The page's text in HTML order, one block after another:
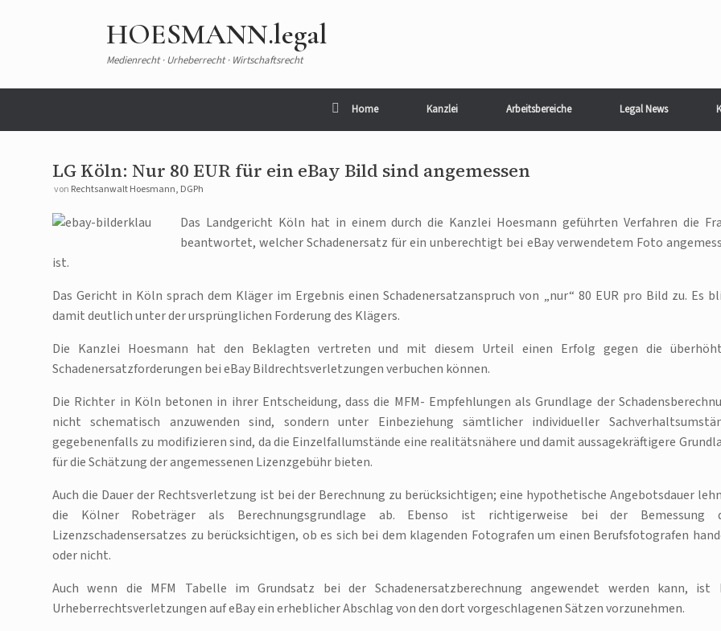
HOESMANN.legal
Medienrecht · Urheberrecht · Wirtschaftsrecht
Home Kanzlei Arbeitsbereiche Legal News
LG Köln: Nur 80 EUR für ein eBay Bild sind angemessen
von Rechtsanwalt Hoesmann, DGPh
Das Landgericht Köln hat in einem durch die Kanzlei Hoesmann geführten Verfahren die
beantwortet, welcher Schadenersatz für ein unberechtigt bei eBay verwendetem Foto
ist.
Das Gericht in Köln sprach dem Kläger im Ergebnis einen Schadenersatzanspruch von „nur“ 80 EUR pro Bild zu. Es
damit deutlich unter der ursprünglichen Forderung des Klägers.
Die Kanzlei Hoesmann hat den Beklagten vertreten und mit diesem Urteil einen Erfolg gegen die
Schadenersatzforderungen bei eBay Bildrechtsverletzungen verbuchen können.
Die Richter in Köln betonen in ihrer Entscheidung, dass die MFM- Empfehlungen als Grundlage der
nicht schematisch anzuwenden sind, sondern unter Einbeziehung sämtlicher individueller
gegebenenfalls zu modifizieren sind, da die Einzelfallumstände eine realitätsnähere und damit aussagekräftigere
für die Schätzung der angemessenen Lizenzgebühr bieten.
Auch die Dauer der Rechtsverletzung ist bei der Berechnung zu berücksichtigen; eine hypothetische Angebotsdauer
die Kölner Robeträger als Berechnungsgrundlage ab. Ebenso ist richtigerweise bei der Bemessung
Lizenzschadensersatzes zu berücksichtigen, ob es sich bei dem klagenden Fotografen um einen Berufsfotografen
oder nicht.
Auch wenn die MFM Tabelle im Grundsatz bei der Schadenersatzberechnung angewendet werden kann, ist
Urheberrechtsverletzungen auf eBay ein erheblicher Abschlag von den dort vorgeschlagenen Sätzen vorzunehmen.